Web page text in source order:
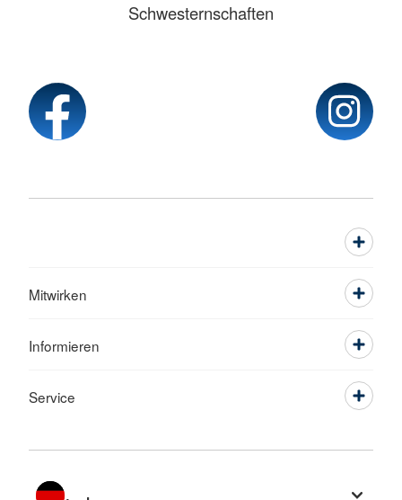
Schwesternschaften
Mitwirken
Informieren
Service
Sprache wechseln zu